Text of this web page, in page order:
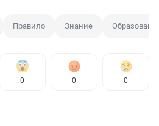
Правило Знание
0 0 0